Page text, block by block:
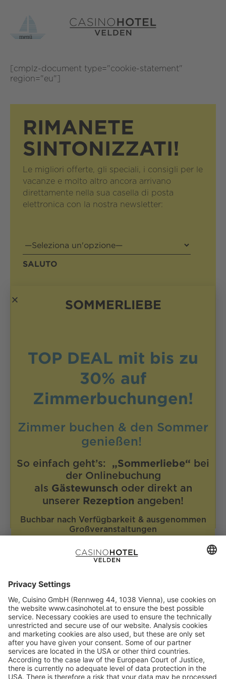
[cmplz-document type="cookie-statement"
region="eu"]
RIMANETE
SINTONIZZATI!
Le migliori offerte, gli speciali, i consigli per le
vacanze e molto altro ancora arrivano
direttamente nella sua casella di posta
elettronica con la nostra newsletter:
SALUTO
E-MAIL
Ho lettol'informativa sulla privacye la
accetto.
comunicazioni personalizzate da Cuisino
GmbH. Vedere
il consenso nel testo completo
Verifica Anti-Robot
Clicca per iniziare
Cuisino Ges.m.b.H.
CasinòHotel Velden
SOMMERLIEBE
TOP DEAL mit bis zu
30% auf
Zimmerbuchungen!
Zimmer buchen & den Sommer
genießen!
So einfach geht’s: „Sommerliebe“ bei
der Onlinebuchung
als Gästewunsch oder direkt an
unserer Rezeption angeben!
Buchbar nach Verfügbarkeit & ausgenommen
Großveranstaltungen
JETZT BUCHEN!